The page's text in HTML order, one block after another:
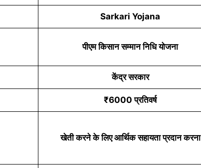
Sarkari Yojana
पीएम किसान सम्मान निधि योजना
केंद्र सरकार
₹6000 प्रतिवर्ष
खेती करने के लिए आर्थिक सहायता प्रदान करना